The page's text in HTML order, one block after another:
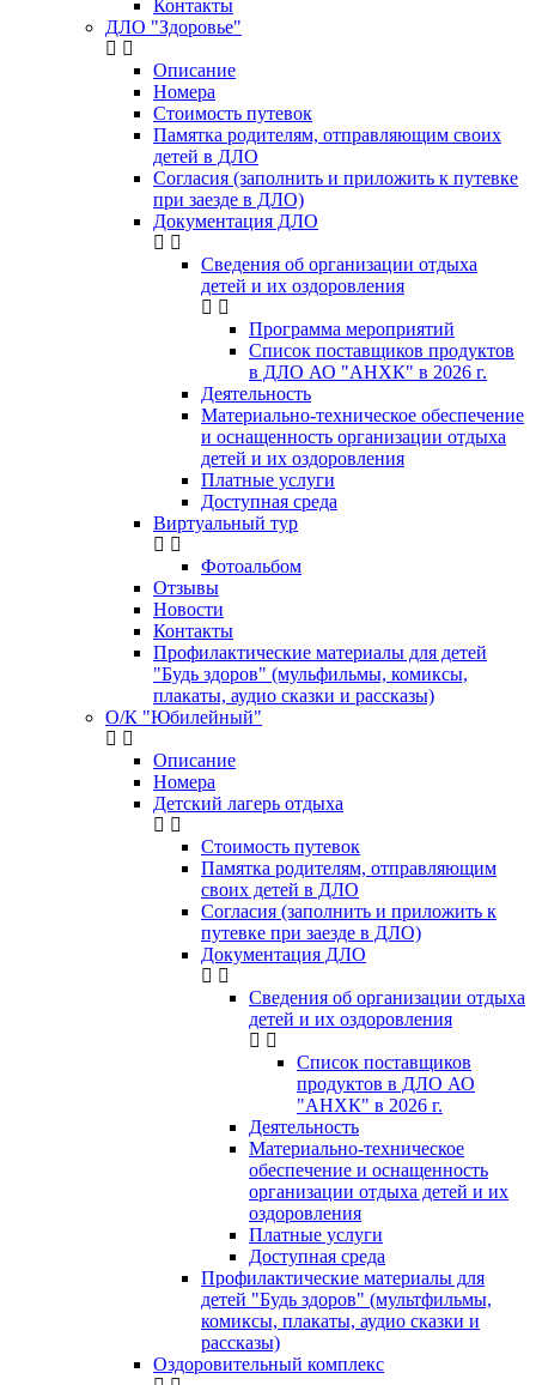
Контакты
ДЛО "Здоровье"
Описание
Номера
Стоимость путевок
Памятка родителям, отправляющим своих
детей в ДЛО
Согласия (заполнить и приложить к путевке
при заезде в ДЛО)
Документация ДЛО
Сведения об организации отдыха
детей и их оздоровления
Программа мероприятий
Список поставщиков продуктов
в ДЛО АО "АНХК" в 2026 г.
Деятельность
Материально-техническое обеспечение
и оснащенность организации отдыха
детей и их оздоровления
Платные услуги
Доступная среда
Виртуальный тур
Фотоальбом
Отзывы
Новости
Контакты
Профилактические материалы для детей
"Будь здоров" (мульфильмы, комиксы,
плакаты, аудио сказки и рассказы)
О/К "Юбилейный"
Описание
Номера
Детский лагерь отдыха
Стоимость путевок
Памятка родителям, отправляющим
своих детей в ДЛО
Согласия (заполнить и приложить к
путевке при заезде в ДЛО)
Документация ДЛО
Сведения об организации отдыха
детей и их оздоровления
Список поставщиков
продуктов в ДЛО АО
"АНХК" в 2026 г.
Деятельность
Материально-техническое
обеспечение и оснащенность
организации отдыха детей и их
оздоровления
Платные услуги
Доступная среда
Профилактические материалы для
детей "Будь здоров" (мультфильмы,
комиксы, плакаты, аудио сказки и
рассказы)
Оздоровительный комплекс